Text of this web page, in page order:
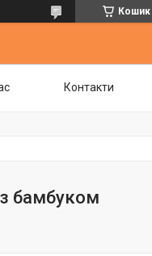
Кошик
Контакти
з бамбуком